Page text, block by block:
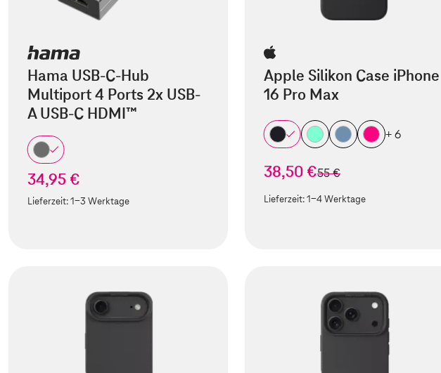
Hama USB-C-Hub
Multiport 4 Ports 2x USB-
A USB-C HDMI™
34,95 €
Lieferzeit:1-3 Werktage
Apple Silikon Case iPhone
16 Pro Max
+ 6
38,50 €statt
55 €
Lieferzeit:1-4 Werktage